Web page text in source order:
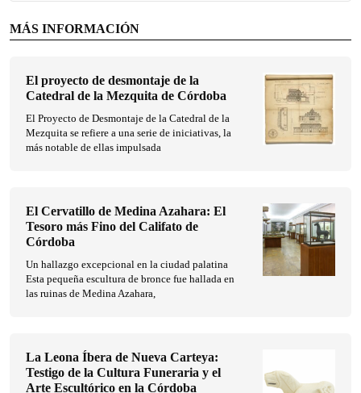
MÁS INFORMACIÓN
El proyecto de desmontaje de la
Catedral de la Mezquita de Córdoba
El Proyecto de Desmontaje de la Catedral de la
Mezquita se refiere a una serie de iniciativas, la
más notable de ellas impulsada
El Cervatillo de Medina Azahara: El
Tesoro más Fino del Califato de
Córdoba
Un hallazgo excepcional en la ciudad palatina
Esta pequeña escultura de bronce fue hallada en
las ruinas de Medina Azahara,
La Leona Íbera de Nueva Carteya:
Testigo de la Cultura Funeraria y el
Arte Escultórico en la Córdoba